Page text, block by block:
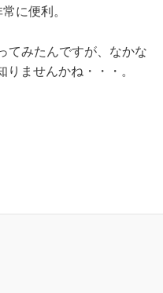
に便利。
てみたんですが、なかな
ませんかね・・・。